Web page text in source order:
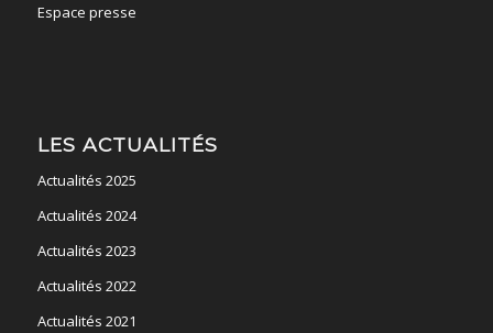
Espace presse
LES ACTUALITÉS
Actualités 2025
Actualités 2024
Actualités 2023
Actualités 2022
Actualités 2021